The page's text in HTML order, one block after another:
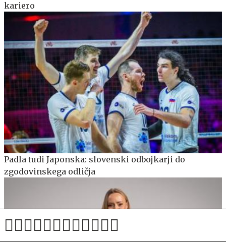
kariero
Padla tudi Japonska: slovenski odbojkarji do
zgodovinskega odličja